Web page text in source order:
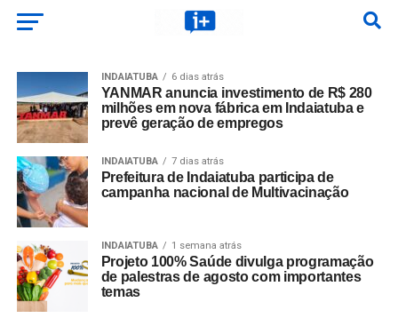
INDAIATUBA 6 dias atrás
YANMAR anuncia investimento de R$ 280
milhões em nova fábrica em Indaiatuba e
prevê geração de empregos
INDAIATUBA 7 dias atrás
Prefeitura de Indaiatuba participa de
campanha nacional de Multivacinação
INDAIATUBA 1 semana atrás
Projeto 100% Saúde divulga programação
de palestras de agosto com importantes
temas